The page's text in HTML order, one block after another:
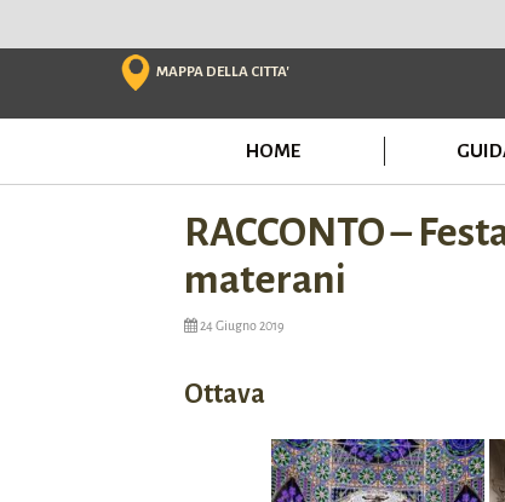
MAPPA DELLA CITTA'
HOME
RACCONTO –
materani
24 Giugno 2019
Ottava